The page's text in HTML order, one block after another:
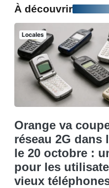
À découvrir
Locales
Orange va
réseau 2G dans
le 20 octobre :
pour les
vieux